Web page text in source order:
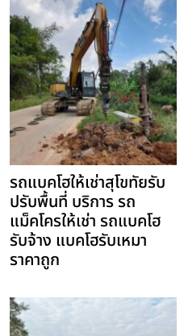
รถแบคโฮให้เช่าสุโขทัยรับ
ปรับพื้นที่ บริการ รถ
แม็คโครให้เช่า รถแบคโฮ
รับจ้าง แบคโฮรับเหมา
ราคาถูก